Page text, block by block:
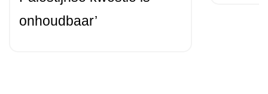
onhoudbaar’